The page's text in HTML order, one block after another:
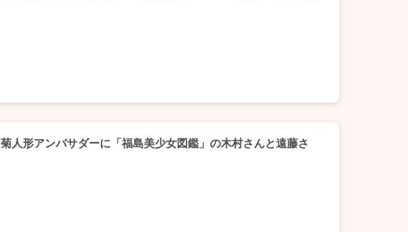
人形アンバサダーに「福島美少女図鑑」の木村さんと遠藤さ